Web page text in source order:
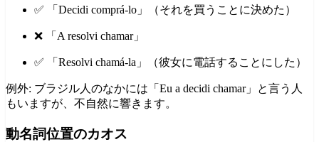
✅ 「Decidi comprá-lo」（それを買うことに決めた）
❌ 「A resolvi chamar」
✅ 「Resolvi chamá-la」（彼女に電話することにした）
例外: ブラジル人のなかには「Eu a decidi chamar」と言う人
もいますが、不自然に響きます。
動名詞位置のカオス